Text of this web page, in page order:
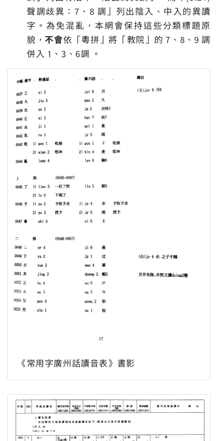
聲調歧異：7、8 調」列出陰入、中入的異讀
字。為免混亂，本網會保持這些分類標題原
貌，不會依「粵拼」將「教院」的 7、8、9 調
併入 1、3、6調 。
《常用字廣州話讀音表》書影